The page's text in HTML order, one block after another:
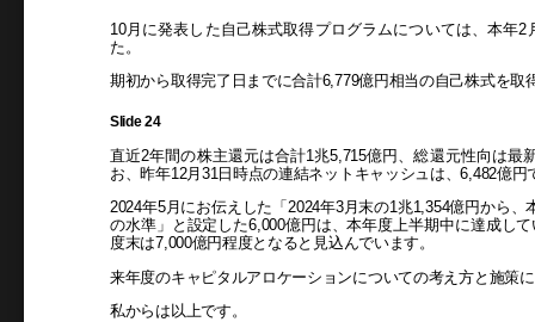
10月に発表した自己株式取得プログラムについては、本年
た。
期初から取得完了日までに合計6,779億円相当の自己株式を取
Slide 24
直近2年間の株主還元は合計1兆5,715億円、総還元性向は最
お、昨年12月31日時点の連結ネットキャッシュは、6,482億円
2024年5月にお伝えした「2024年3月末の1兆1,354億円から
の水準」と設定した6,000億円は、本年度上半期中に達成し
度末は7,000億円程度となると見込んでいます。
来年度のキャピタルアロケーションについての考え方と施策
私からは以上です。